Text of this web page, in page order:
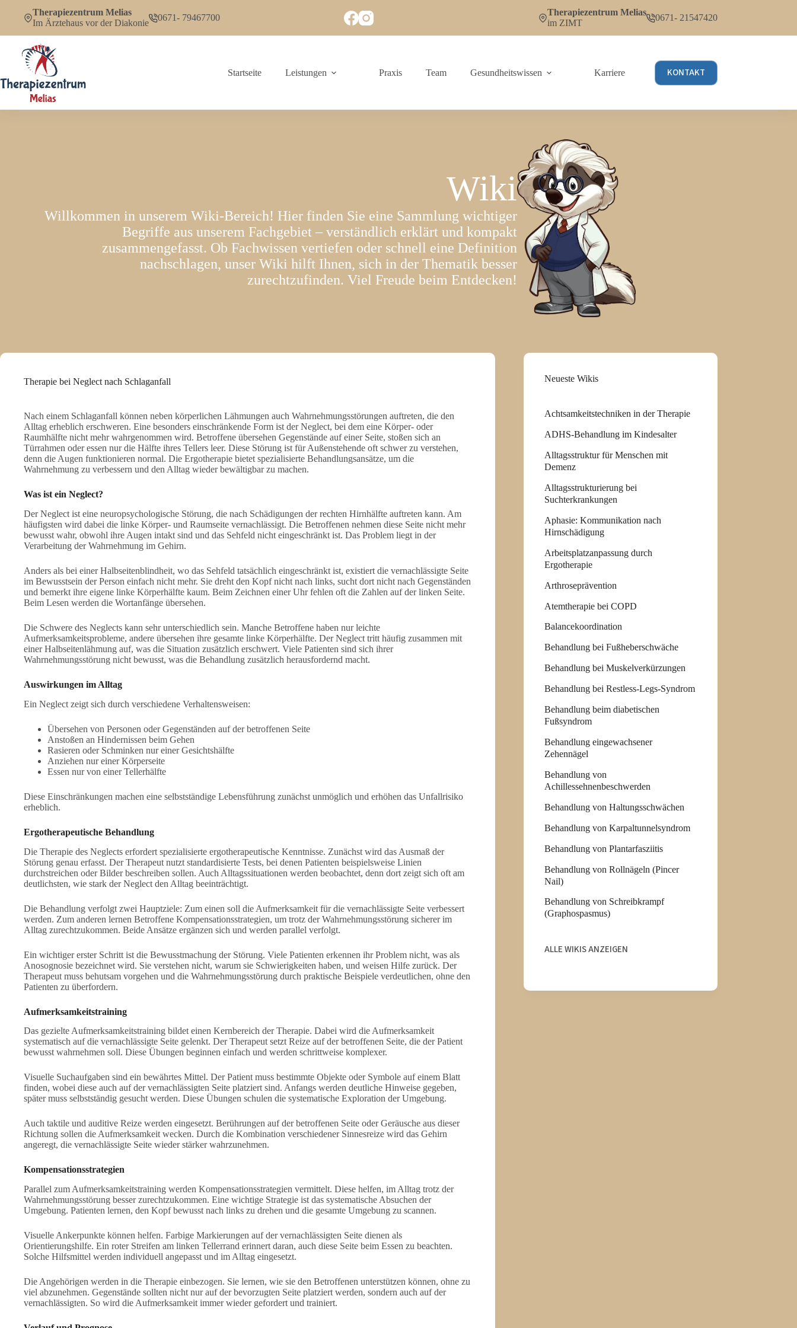
springen
Therapiezentrum Melias
Im Ärztehaus vor der Diakonie
0671- 79467700
Therapiezentrum Melias
im ZIMT
0671- 21547420
Startseite Leistungen Praxis Team Gesundheitswissen Karriere KONTAKT
Wiki
Willkommen in unserem Wiki-Bereich! Hier finden Sie eine Sammlung wichtiger
Begriffe aus unserem Fachgebiet – verständlich erklärt und kompakt
zusammengefasst. Ob Fachwissen vertiefen oder schnell eine Definition
nachschlagen, unser Wiki hilft Ihnen, sich in der Thematik besser
zurechtzufinden. Viel Freude beim Entdecken!
Therapie bei Neglect nach Schlaganfall
Nach einem Schlaganfall können neben körperlichen Lähmungen auch Wahrnehmungsstörungen auftreten, die den
Alltag erheblich erschweren. Eine besonders einschränkende Form ist der Neglect, bei dem eine Körper- oder
Raumhälfte nicht mehr wahrgenommen wird. Betroffene übersehen Gegenstände auf einer Seite, stoßen sich an
Türrahmen oder essen nur die Hälfte ihres Tellers leer. Diese Störung ist für Außenstehende oft schwer zu verstehen,
denn die Augen funktionieren normal. Die Ergotherapie bietet spezialisierte Behandlungsansätze, um die
Wahrnehmung zu verbessern und den Alltag wieder bewältigbar zu machen.
Was ist ein Neglect?
Der Neglect ist eine neuropsychologische Störung, die nach Schädigungen der rechten Hirnhälfte auftreten kann. Am
häufigsten wird dabei die linke Körper- und Raumseite vernachlässigt. Die Betroffenen nehmen diese Seite nicht mehr
bewusst wahr, obwohl ihre Augen intakt sind und das Sehfeld nicht eingeschränkt ist. Das Problem liegt in der
Verarbeitung der Wahrnehmung im Gehirn.
Anders als bei einer Halbseitenblindheit, wo das Sehfeld tatsächlich eingeschränkt ist, existiert die vernachlässigte Seite
im Bewusstsein der Person einfach nicht mehr. Sie dreht den Kopf nicht nach links, sucht dort nicht nach Gegenständen
und bemerkt ihre eigene linke Körperhälfte kaum. Beim Zeichnen einer Uhr fehlen oft die Zahlen auf der linken Seite.
Beim Lesen werden die Wortanfänge übersehen.
Die Schwere des Neglects kann sehr unterschiedlich sein. Manche Betroffene haben nur leichte
Aufmerksamkeitsprobleme, andere übersehen ihre gesamte linke Körperhälfte. Der Neglect tritt häufig zusammen mit
einer Halbseitenlähmung auf, was die Situation zusätzlich erschwert. Viele Patienten sind sich ihrer
Wahrnehmungsstörung nicht bewusst, was die Behandlung zusätzlich herausfordernd macht.
Auswirkungen im Alltag
Ein Neglect zeigt sich durch verschiedene Verhaltensweisen:
Übersehen von Personen oder Gegenständen auf der betroffenen Seite
Anstoßen an Hindernissen beim Gehen
Rasieren oder Schminken nur einer Gesichtshälfte
Anziehen nur einer Körperseite
Essen nur von einer Tellerhälfte
Diese Einschränkungen machen eine selbstständige Lebensführung zunächst unmöglich und erhöhen das Unfallrisiko
erheblich.
Ergotherapeutische Behandlung
Die Therapie des Neglects erfordert spezialisierte ergotherapeutische Kenntnisse. Zunächst wird das Ausmaß der
Störung genau erfasst. Der Therapeut nutzt standardisierte Tests, bei denen Patienten beispielsweise Linien
durchstreichen oder Bilder beschreiben sollen. Auch Alltagssituationen werden beobachtet, denn dort zeigt sich oft am
deutlichsten, wie stark der Neglect den Alltag beeinträchtigt.
Die Behandlung verfolgt zwei Hauptziele: Zum einen soll die Aufmerksamkeit für die vernachlässigte Seite verbessert
werden. Zum anderen lernen Betroffene Kompensationsstrategien, um trotz der Wahrnehmungsstörung sicherer im
Alltag zurechtzukommen. Beide Ansätze ergänzen sich und werden parallel verfolgt.
Ein wichtiger erster Schritt ist die Bewusstmachung der Störung. Viele Patienten erkennen ihr Problem nicht, was als
Anosognosie bezeichnet wird. Sie verstehen nicht, warum sie Schwierigkeiten haben, und weisen Hilfe zurück. Der
Therapeut muss behutsam vorgehen und die Wahrnehmungsstörung durch praktische Beispiele verdeutlichen, ohne den
Patienten zu überfordern.
Aufmerksamkeitstraining
Das gezielte Aufmerksamkeitstraining bildet einen Kernbereich der Therapie. Dabei wird die Aufmerksamkeit
systematisch auf die vernachlässigte Seite gelenkt. Der Therapeut setzt Reize auf der betroffenen Seite, die der Patient
bewusst wahrnehmen soll. Diese Übungen beginnen einfach und werden schrittweise komplexer.
Visuelle Suchaufgaben sind ein bewährtes Mittel. Der Patient muss bestimmte Objekte oder Symbole auf einem Blatt
finden, wobei diese auch auf der vernachlässigten Seite platziert sind. Anfangs werden deutliche Hinweise gegeben,
später muss selbstständig gesucht werden. Diese Übungen schulen die systematische Exploration der Umgebung.
Auch taktile und auditive Reize werden eingesetzt. Berührungen auf der betroffenen Seite oder Geräusche aus dieser
Richtung sollen die Aufmerksamkeit wecken. Durch die Kombination verschiedener Sinnesreize wird das Gehirn
angeregt, die vernachlässigte Seite wieder stärker wahrzunehmen.
Kompensationsstrategien
Parallel zum Aufmerksamkeitstraining werden Kompensationsstrategien vermittelt. Diese helfen, im Alltag trotz der
Wahrnehmungsstörung besser zurechtzukommen. Eine wichtige Strategie ist das systematische Absuchen der
Umgebung. Patienten lernen, den Kopf bewusst nach links zu drehen und die gesamte Umgebung zu scannen.
Visuelle Ankerpunkte können helfen. Farbige Markierungen auf der vernachlässigten Seite dienen als
Orientierungshilfe. Ein roter Streifen am linken Tellerrand erinnert daran, auch diese Seite beim Essen zu beachten.
Solche Hilfsmittel werden individuell angepasst und im Alltag eingesetzt.
Die Angehörigen werden in die Therapie einbezogen. Sie lernen, wie sie den Betroffenen unterstützen können, ohne zu
viel abzunehmen. Gegenstände sollten nicht nur auf der bevorzugten Seite platziert werden, sondern auch auf der
vernachlässigten. So wird die Aufmerksamkeit immer wieder gefordert und trainiert.
Neueste Wikis
Achtsamkeitstechniken in der Therapie
ADHS-Behandlung im Kindesalter
Alltagsstruktur für Menschen mit
Demenz
Alltagsstrukturierung bei
Suchterkrankungen
Aphasie: Kommunikation nach
Hirnschädigung
Arbeitsplatzanpassung durch
Ergotherapie
Arthroseprävention
Atemtherapie bei COPD
Balancekoordination
Behandlung bei Fußheberschwäche
Behandlung bei Muskelverkürzungen
Behandlung bei Restless-Legs-Syndrom
Behandlung beim diabetischen
Fußsyndrom
Behandlung eingewachsener
Zehennägel
Behandlung von
Achillessehnenbeschwerden
Behandlung von Haltungsschwächen
Behandlung von Karpaltunnelsyndrom
Behandlung von Plantarfasziitis
Behandlung von Rollnägeln (Pincer
Nail)
Behandlung von Schreibkrampf
(Graphospasmus)
ALLE WIKIS ANZEIGEN